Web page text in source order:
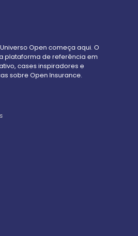
Open começa aqui. O
plataforma de referência em
cases inspiradores e
sobre Open Insurance.